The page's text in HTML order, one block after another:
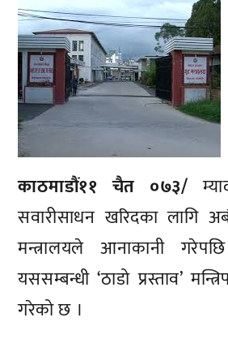
काठमाडौं११ चैत ०७३/
सवारीसाधन खरिदका लागि
मन्त्रालयले आनाकानी
यससम्बन्धी ‘ठाडो प्रस्ताव’
गरेको छ ।